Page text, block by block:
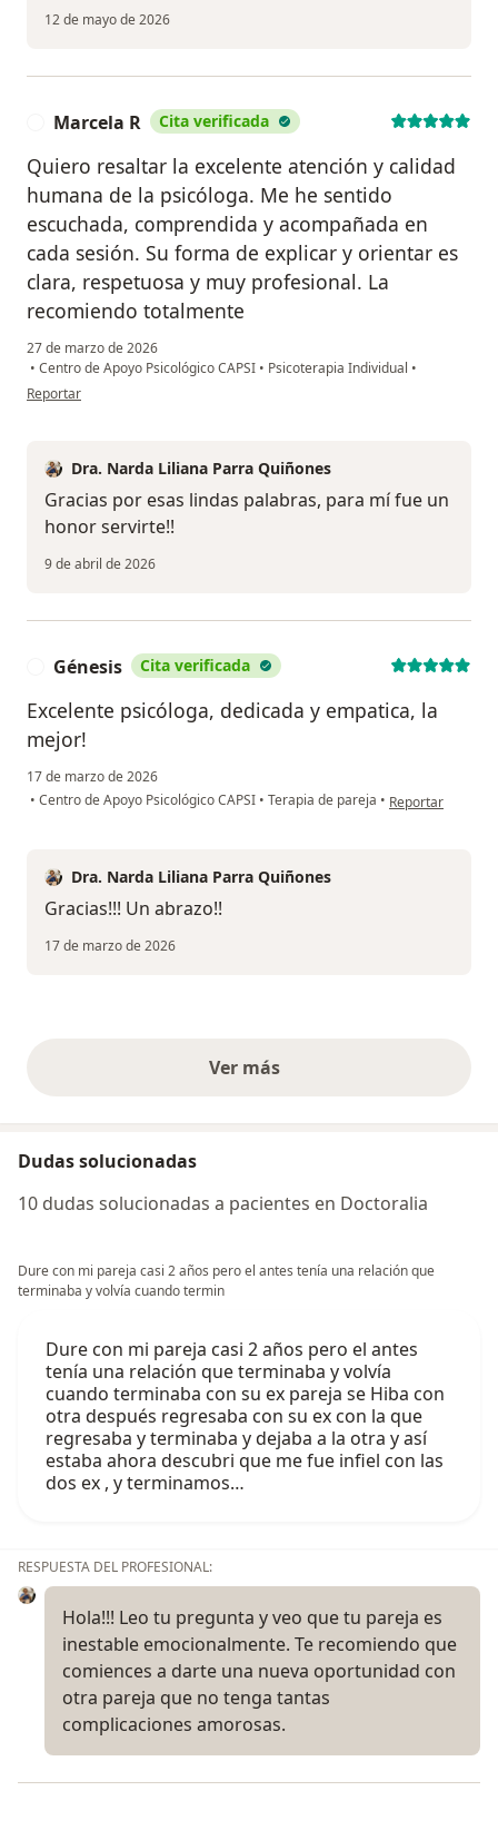
12 de mayo de 2026
Marcela R Cita verificada
Quiero resaltar la excelente atención y calidad
humana de la psicóloga. Me he sentido
escuchada, comprendida y acompañada en
cada sesión. Su forma de explicar y orientar es
clara, respetuosa y muy profesional. La
recomiendo totalmente
27 de marzo de 2026
• Centro de Apoyo Psicológico CAPSI • Psicoterapia Individual •
en opinión del usuario Marcela R
Reportar
Dra. Narda Liliana Parra Quiñones
Gracias por esas lindas palabras, para mí fue un
honor servirte!!
9 de abril de 2026
Génesis Cita verificada
Excelente psicóloga, dedicada y empatica, la
mejor!
17 de marzo de 2026
• Centro de Apoyo Psicológico CAPSI • Terapia de pareja • en opinión del
Reportar
Dra. Narda Liliana Parra Quiñones
Gracias!!! Un abrazo!!
17 de marzo de 2026
Ver másopiniones anteriores
Dudas solucionadas
10 dudas solucionadas a pacientes en Doctoralia
Dure con mi pareja casi 2 años pero el antes tenía una relación que
terminaba y volvía cuando termin
Dure con mi pareja casi 2 años pero el antes
tenía una relación que terminaba y volvía
cuando terminaba con su ex pareja se Hiba con
otra después regresaba con su ex con la que
regresaba y terminaba y dejaba a la otra y así
estaba ahora descubri que me fue infiel con las
dos ex , y terminamos…
RESPUESTA DEL PROFESIONAL:
Hola!!! Leo tu pregunta y veo que tu pareja es
inestable emocionalmente. Te recomiendo que
comiences a darte una nueva oportunidad con
otra pareja que no tenga tantas
complicaciones amorosas.